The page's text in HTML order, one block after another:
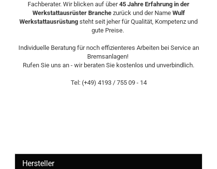
Fachberater. Wir blicken auf über45 Jahre Erfahrung in der
Werkstattausrüster Branchezurück und der Name Wulf
Werkstattausrüstung steht seit jeher für Qualität, Kompetenz und
gute Preise.
Individuelle Beratung für noch effizienteres Arbeiten bei Service an
Bremsanlagen!
Rufen Sie uns an - wir beraten Sie kostenlos und unverbindlich.
Tel: (+49) 4193 / 755 09 - 14
Hersteller